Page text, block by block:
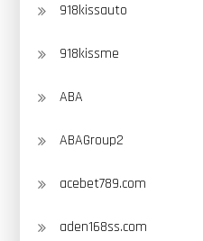
918kissauto
918kissme
ABA
ABAGroup2
acebet789.com
aden168ss.com